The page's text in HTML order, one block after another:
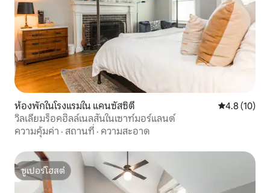
ห้องพักในโรงแรมใน แคนซัสซิตี คะแนนเฉลี่ย
4.8 (10)
วิลเลียมร็อคฮิลล์เนลสันในเซาท์มอร์แลนด์
ความคุ้มค่า · สถานที่ · ความสะอาด
ซูเปอร์โฮสต์
ซูเปอร์โฮสต์